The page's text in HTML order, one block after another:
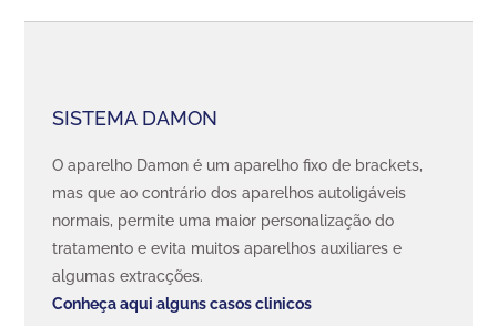
SISTEMA DAMON
O aparelho Damon é um aparelho fixo de brackets,
mas que ao contrário dos aparelhos autoligáveis
normais, permite uma maior personalização do
tratamento e evita muitos aparelhos auxiliares e
algumas extracções.
Conheça aqui alguns casos clinicos